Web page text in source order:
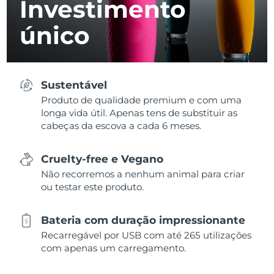
Investimento
único
Sustentável
Produto de qualidade premium e com uma
longa vida útil. Apenas tens de substituir as
cabeças da escova a cada 6 meses.
Cruelty-free e Vegano
Não recorremos a nenhum animal para criar
ou testar este produto.
Bateria com duração impressionante
Recarregável por USB com até 265 utilizações
com apenas um carregamento.